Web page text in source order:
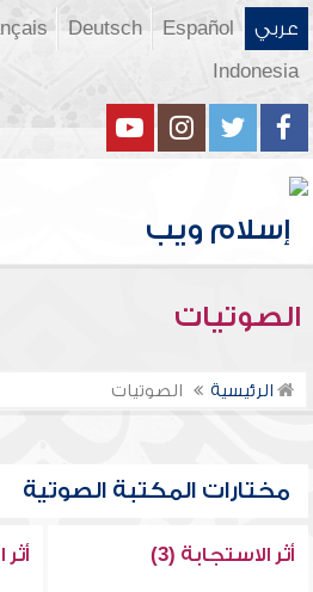
عربي Español
Deutsch
Indonesia
الصوتيات
الرئيسية الصوتيات
مختارات المكتبة الصوتية
أثر الاستجابة (3)